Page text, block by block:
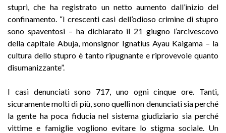
stupri, che ha registrato un netto aumento dall’inizio del
confinamento. “I crescenti casi dell’odioso crimine di stupro
sono spaventosi – ha dichiarato il 21 giugno l’arcivescovo
della capitale Abuja, monsignor Ignatius Ayau Kaigama – la
cultura dello stupro è tanto ripugnante e riprovevole quanto
disumanizzante”.
I casi denunciati sono 717, uno ogni cinque ore. Tanti,
sicuramente molti di più, sono quelli non denunciati sia perché
la gente ha poca fiducia nel sistema giudiziario sia perché
vittime e famiglie vogliono evitare lo stigma sociale. Un